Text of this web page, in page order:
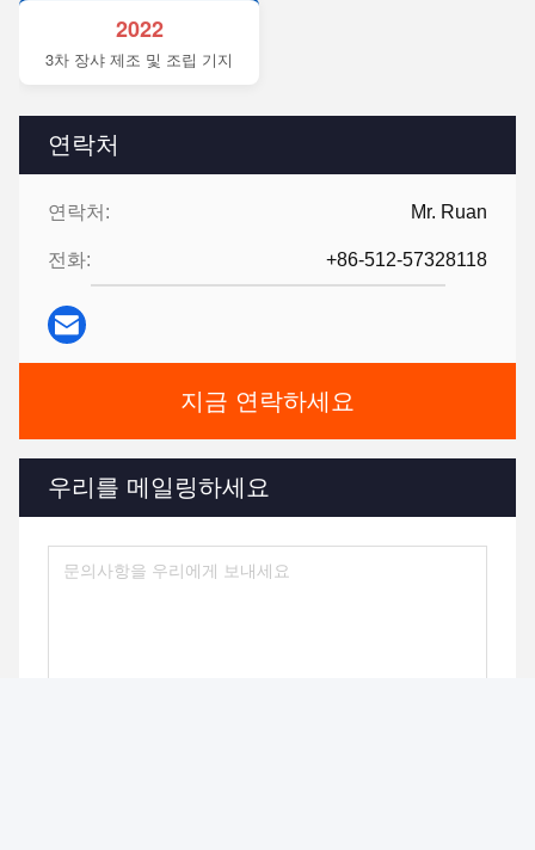
연락처
연락처: Mr. Ruan
전화: +86-512-57328118
지금 연락하세요
우리를 메일링하세요
2022
3차 장샤 제조 및 조립 기지